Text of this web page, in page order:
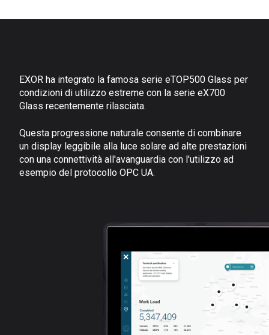
EXOR ha integrato la famosa serie eTOP500 Glass per
condizioni di utilizzo estreme con la serie eX700
Glass recentemente rilasciata.
Questa progressione naturale consente di combinare
un display leggibile alla luce solare ad alte prestazioni
con una connettività all'avanguardia con l'utilizzo ad
esempio del protocollo OPC UA.